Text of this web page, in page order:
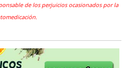
de los perjuicios ocasionados por la